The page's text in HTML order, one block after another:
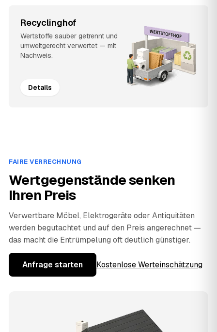
Recyclinghof
Wertstoffe sauber getrennt und
umweltgerecht verwertet — mit
Nachweis.
Details
FAIRE VERRECHNUNG
Wertgegenstände senken
Ihren Preis
Verwertbare Möbel, Elektrogeräte oder Antiquitäten
werden begutachtet und auf den Preis angerechnet —
das macht die Entrümpelung oft deutlich günstiger.
Anfrage starten Kostenlose Werteinschätzung